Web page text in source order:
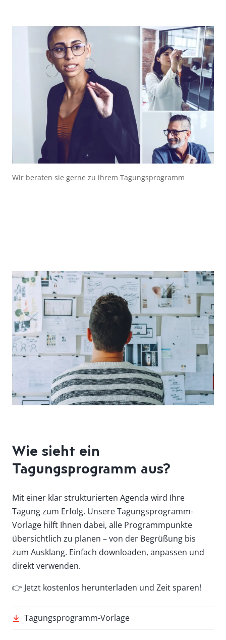
Wir beraten sie gerne zu ihrem Tagungsprogramm
Wie sieht ein
Tagungsprogramm aus?
Mit einer klar strukturierten Agenda wird Ihre
Tagung zum Erfolg. Unsere Tagungsprogramm-
Vorlage hilft Ihnen dabei, alle Programmpunkte
übersichtlich zu planen – von der Begrüßung bis
zum Ausklang. Einfach downloaden, anpassen und
direkt verwenden.
👉 Jetzt kostenlos herunterladen und Zeit sparen!
Tagungsprogramm-Vorlage